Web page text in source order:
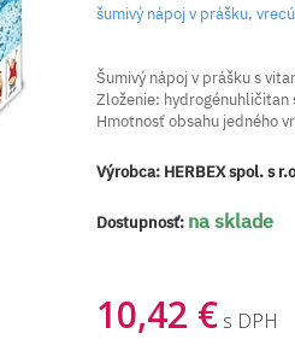
šumivý nápoj v prášku,
Šumivý nápoj v prášku s
Zloženie: hydrogénuhličitan
Hmotnosť obsahu jedného
Výrobca: HERBEX spol. s
Dostupnosť: na sklade
10,42 € s DPH